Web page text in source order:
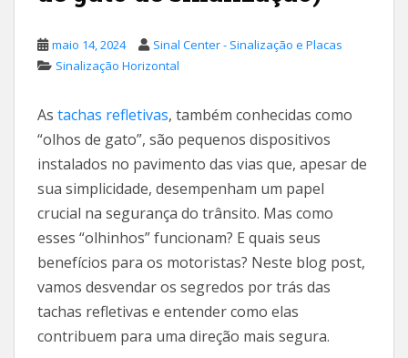
maio 14, 2024
Sinal Center - Sinalização e Placas
Sinalização Horizontal
As tachas refletivas, também conhecidas como
“olhos de gato”, são pequenos dispositivos
instalados no pavimento das vias que, apesar de
sua simplicidade, desempenham um papel
crucial na segurança do trânsito. Mas como
esses “olhinhos” funcionam? E quais seus
benefícios para os motoristas? Neste blog post,
vamos desvendar os segredos por trás das
tachas refletivas e entender como elas
contribuem para uma direção mais segura.